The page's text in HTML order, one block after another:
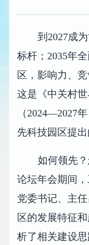
到2027成
标杆；2035年
区，影响力、
这是《中关村
（2024—2027
先科技园区提出
如何领先
论坛年会期间
党委书记、主
区的发展特征
析了相关建设思